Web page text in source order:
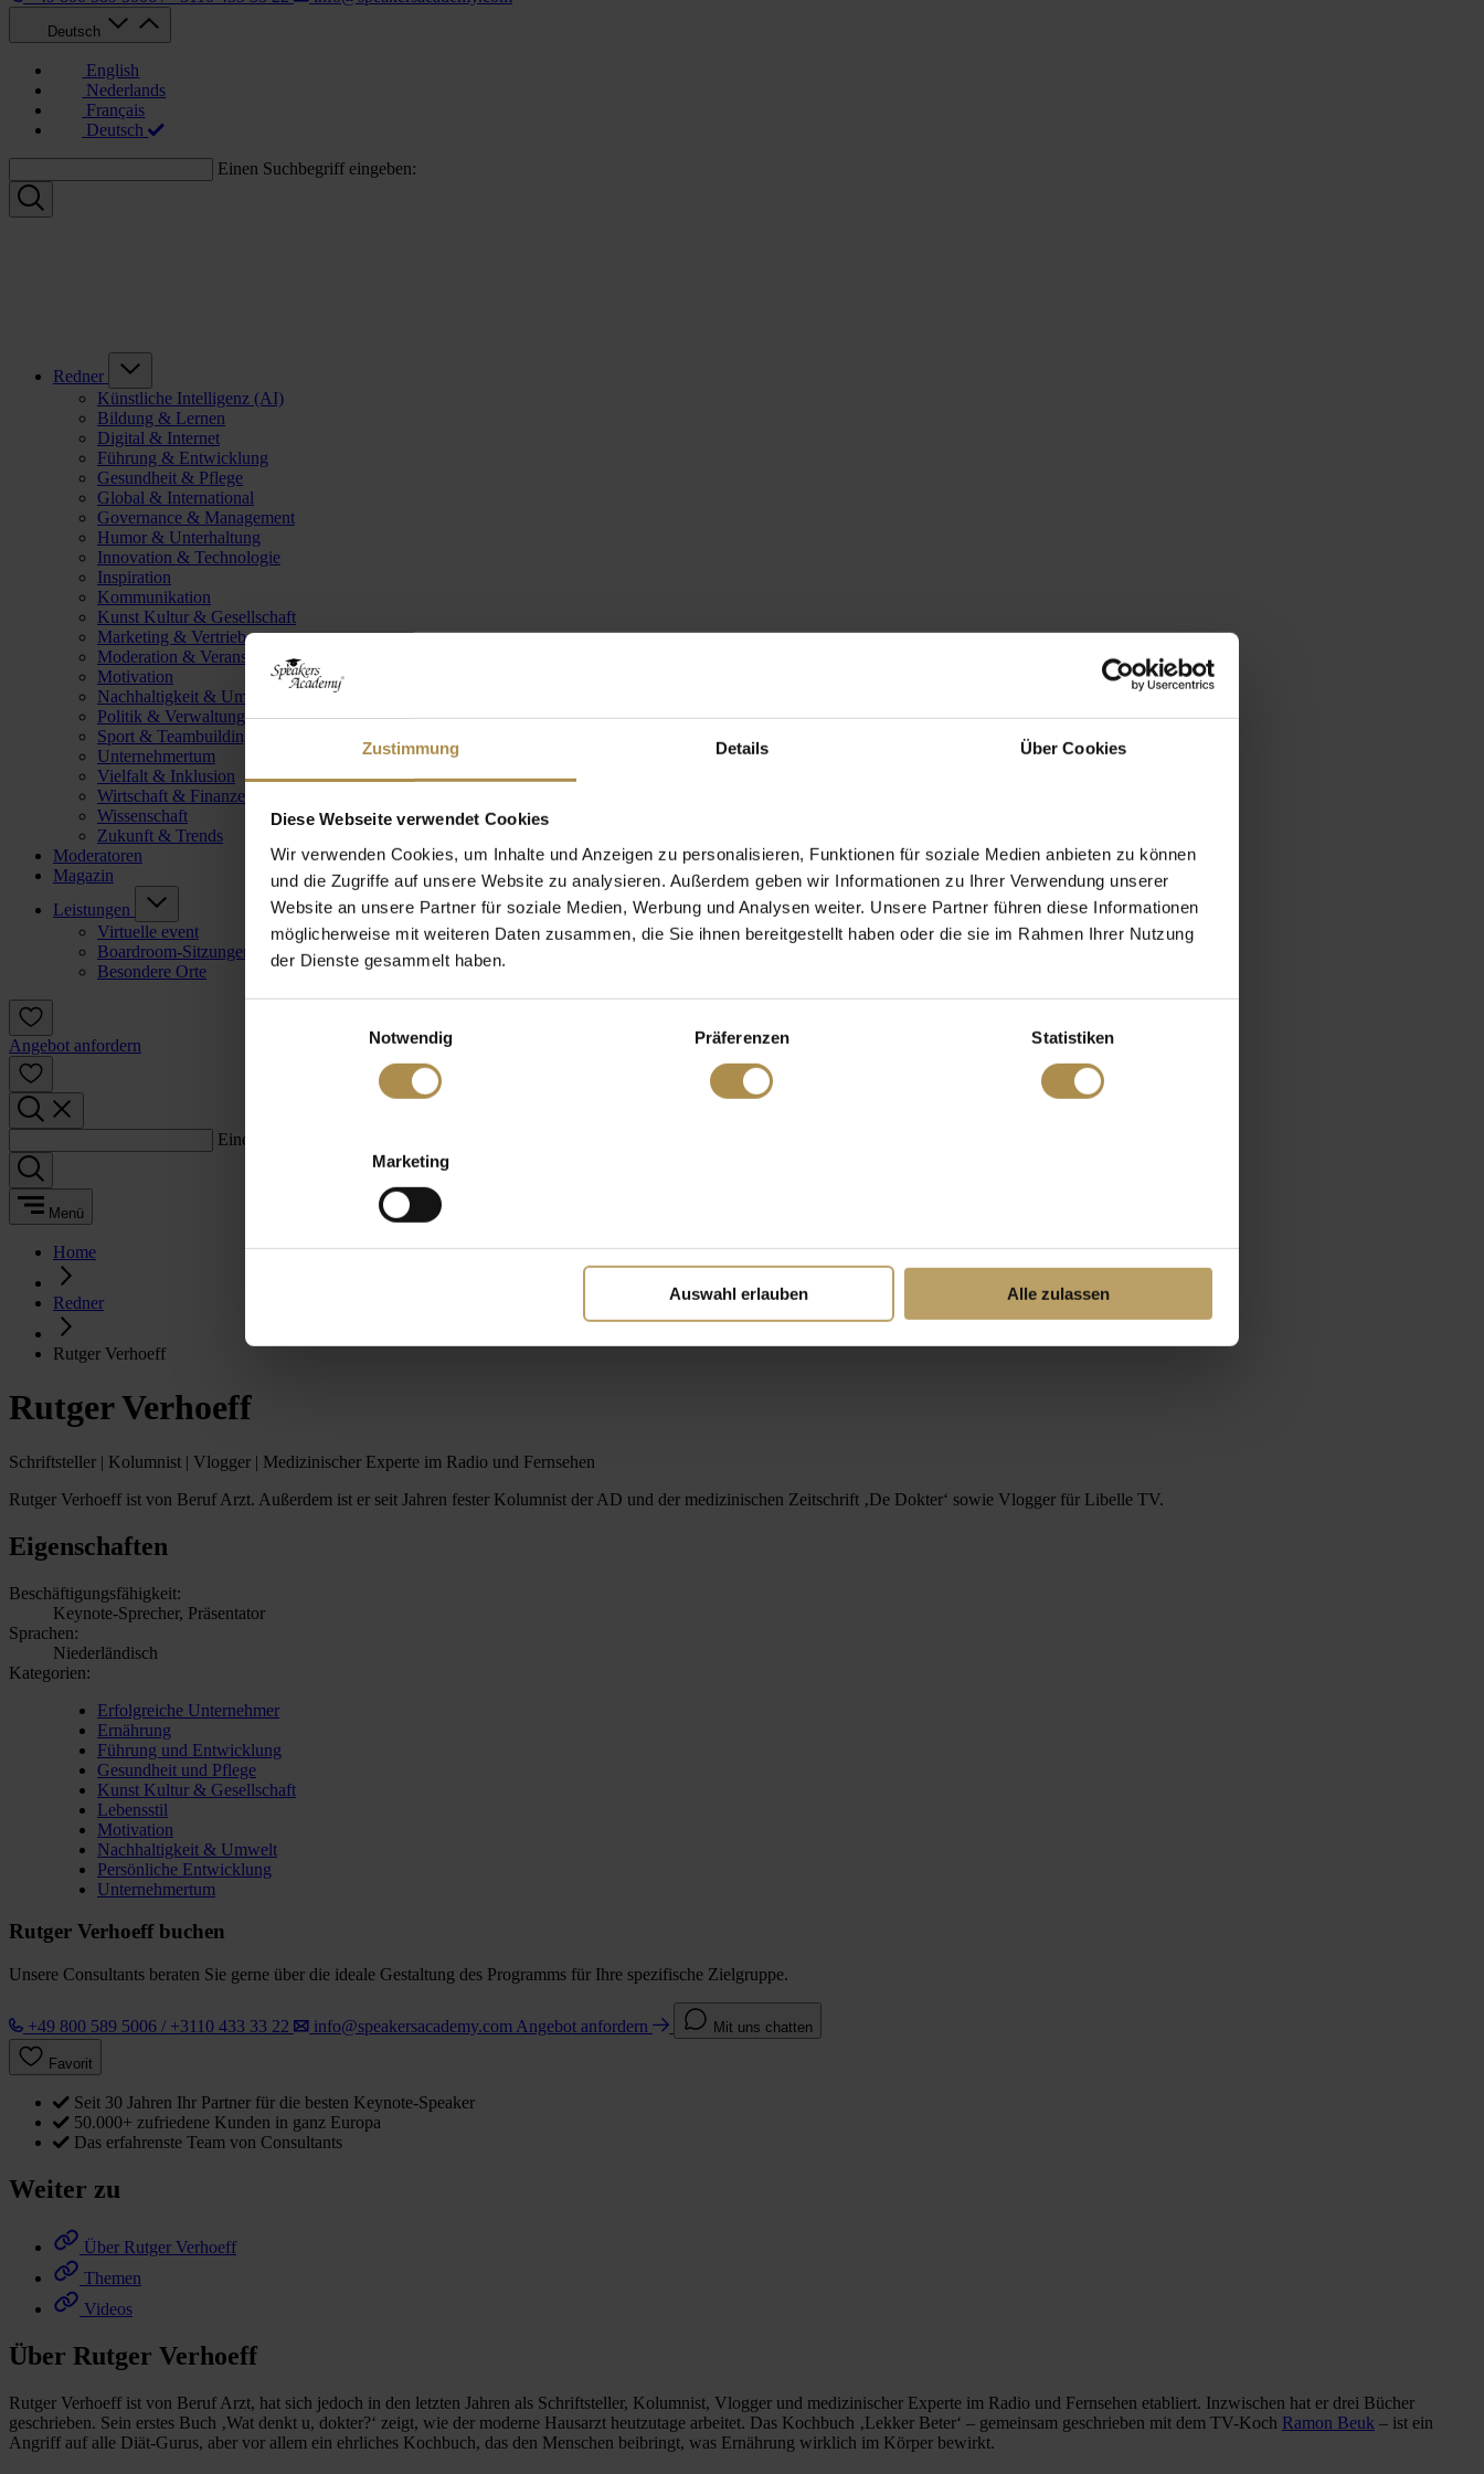
Zustimmung Details Über Cookies
Diese Webseite verwendet Cookies
Wir verwenden Cookies, um Inhalte und Anzeigen zu personalisieren, Funktionen für soziale Medien anbieten zu können
und die Zugriffe auf unsere Website zu analysieren. Außerdem geben wir Informationen zu Ihrer Verwendung unserer
Website an unsere Partner für soziale Medien, Werbung und Analysen weiter. Unsere Partner führen diese Informationen
möglicherweise mit weiteren Daten zusammen, die Sie ihnen bereitgestellt haben oder die sie im Rahmen Ihrer Nutzung
der Dienste gesammelt haben.
Notwendig
Präferenzen Statistiken
Marketing
Auswahl erlauben Alle zulassen
Deutsch
English
Nederlands
Français
Deutsch
Einen Suchbegriff eingeben:
Redner
Künstliche Intelligenz (AI)
Bildung & Lernen
Digital & Internet
Führung & Entwicklung
Gesundheit & Pflege
Global & International
Governance & Management
Humor & Unterhaltung
Innovation & Technologie
Inspiration
Kommunikation
Kunst Kultur & Gesellschaft
Marketing & Vertrieb
Moderation & Veranstaltungsleitung
Motivation
Nachhaltigkeit & Umwelt
Politik & Verwaltung
Sport & Teambuilding
Unternehmertum
Vielfalt & Inklusion
Wirtschaft & Finanzen
Wissenschaft
Zukunft & Trends
Moderatoren
Magazin
Leistungen
Virtuelle event
Boardroom-Sitzungen
Besondere Orte
Angebot anfordern
Einen Suchbegriff eingeben:
Menü
Home
Redner
Rutger Verhoeff
Rutger Verhoeff
Schriftsteller | Kolumnist | Vlogger | Medizinischer Experte im Radio und Fernsehen
Rutger Verhoeff ist von Beruf Arzt. Außerdem ist er seit Jahren fester Kolumnist der AD und der medizinischen Zeitschrift ‚De Dokter‘ sowie Vlogger für Libelle TV.
Eigenschaften
Beschäftigungsfähigkeit:
Keynote-Sprecher, Präsentator
Sprachen:
Niederländisch
Kategorien:
Erfolgreiche Unternehmer
Ernährung
Führung und Entwicklung
Gesundheit und Pflege
Kunst Kultur & Gesellschaft
Lebensstil
Motivation
Nachhaltigkeit & Umwelt
Persönliche Entwicklung
Unternehmertum
Rutger Verhoeff buchen
Unsere Consultants beraten Sie gerne über die ideale Gestaltung des Programms für Ihre spezifische Zielgruppe.
+49 800 589 5006 / +3110 433 33 22 info@speakersacademy.com Angebot anfordern Mit uns chatten
Favorit
Seit 30 Jahren Ihr Partner für die besten Keynote-Speaker
50.000+ zufriedene Kunden in ganz Europa
Das erfahrenste Team von Consultants
Weiter zu
Über Rutger Verhoeff
Themen
Videos
Über Rutger Verhoeff
Rutger Verhoeff ist von Beruf Arzt, hat sich jedoch in den letzten Jahren als Schriftsteller, Kolumnist, Vlogger und medizinischer Experte im Radio und Fernsehen etabliert. Inzwischen hat er drei Bücher
geschrieben. Sein erstes Buch ‚Wat denkt u, dokter?‘ zeigt, wie der moderne Hausarzt heutzutage arbeitet. Das Kochbuch ‚Lekker Beter‘ – gemeinsam geschrieben mit dem TV-Koch Ramon Beuk – ist ein
Angriff auf alle Diät-Gurus, aber vor allem ein ehrliches Kochbuch, das den Menschen beibringt, was Ernährung wirklich im Körper bewirkt.